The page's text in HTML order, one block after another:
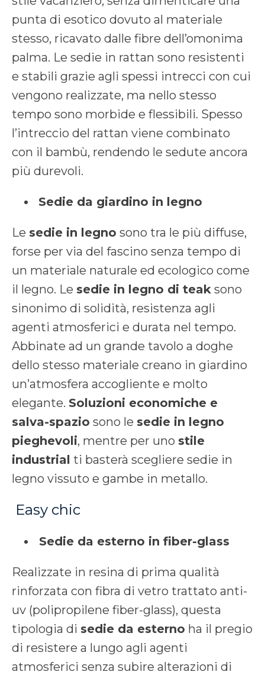
punta di esotico dovuto al materiale
stesso, ricavato dalle fibre dell’omonima
palma. Le sedie in rattan sono resistenti
e stabili grazie agli spessi intrecci con cui
vengono realizzate, ma nello stesso
tempo sono morbide e flessibili. Spesso
l’intreccio del rattan viene combinato
con il bambù, rendendo le sedute ancora
più durevoli.
Sedie da giardino in legno
Le sedie in legno sono tra le più diffuse,
forse per via del fascino senza tempo di
un materiale naturale ed ecologico come
il legno. Le sedie in legno di teak sono
sinonimo di solidità, resistenza agli
agenti atmosferici e durata nel tempo.
Abbinate ad un grande tavolo a doghe
dello stesso materiale creano in giardino
un’atmosfera accogliente e molto
elegante. Soluzioni economiche e
salva-spazio sono le sedie in legno
pieghevoli, mentre per uno stile
industrial ti basterà scegliere sedie in
legno vissuto e gambe in metallo.
Easy chic
Sedie da esterno in fiber-glass
Realizzate in resina di prima qualità
rinforzata con fibra di vetro trattato anti-
uv (polipropilene fiber-glass), questa
tipologia di sedie da esterno ha il pregio
di resistere a lungo agli agenti
atmosferici senza subire alterazioni di